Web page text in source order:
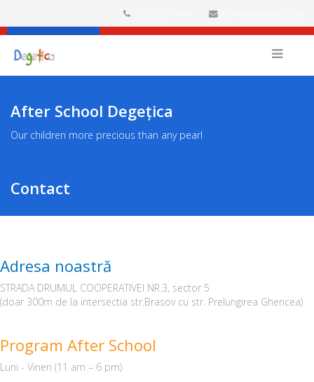
After School Degețica
Our children more precious than any pearl
Contact
Adresa noastră
STRADA DRUMUL COOPERATIVEI NR.3, sector 5
(doar 300m de la intersectia str.Brasov cu str. Prelungirea Ghencea)
Program After School
Luni - Vineri (11 am – 6 pm)